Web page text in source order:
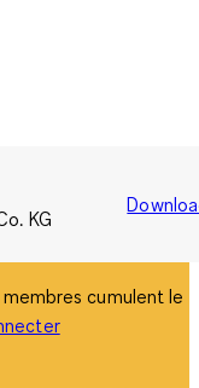
KG
cumulent le